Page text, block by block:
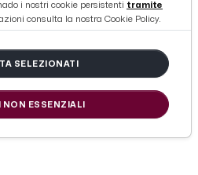
Festival: la
popolare
i nostri cookie persistenti tramite
consulta la nostra Cookie Policy.
SELEZIONATI
NON ESSENZIALI